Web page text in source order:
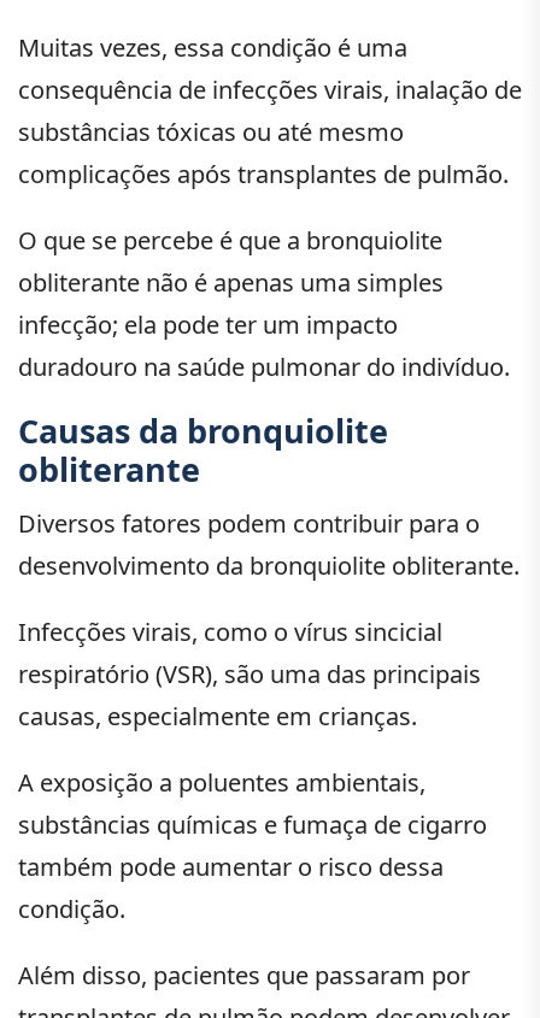
Muitas vezes, essa condição é uma
consequência de infecções virais, inalação de
substâncias tóxicas ou até mesmo
complicações após transplantes de pulmão.
O que se percebe é que a bronquiolite
obliterante não é apenas uma simples
infecção; ela pode ter um impacto
duradouro na saúde pulmonar do indivíduo.
Causas da bronquiolite
obliterante
Diversos fatores podem contribuir para o
desenvolvimento da bronquiolite obliterante.
Infecções virais, como o vírus sincicial
respiratório (VSR), são uma das principais
causas, especialmente em crianças.
A exposição a poluentes ambientais,
substâncias químicas e fumaça de cigarro
também pode aumentar o risco dessa
condição.
Além disso, pacientes que passaram por